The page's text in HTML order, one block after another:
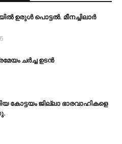
ഉരുള്‍ പൊട്ടല്‍. മീനച്ചിലാര്‍
ചര്‍ച്ച ഉടന്‍
കോട്ടയം ജില്ലാ ഭാരവാഹികളെ